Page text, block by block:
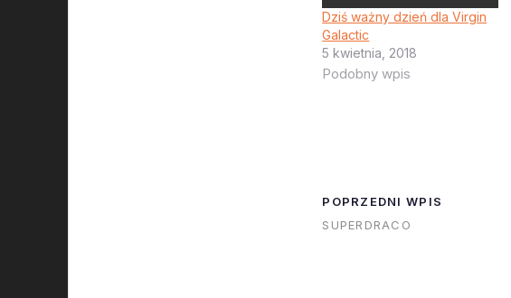
Dziś ważny dzień dla Virgin
Galactic
5 kwietnia, 2018
Podobny wpis
POPRZEDNI WPIS
SUPERDRACO